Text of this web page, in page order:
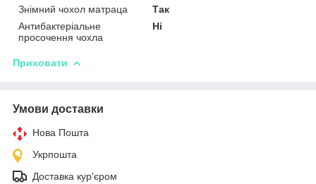
Знімний чохол матраца
Так
Антибактеріальне
просочення чохла
Ні
Приховати
Умови доставки
Нова Пошта
Укрпошта
Доставка кур'єром